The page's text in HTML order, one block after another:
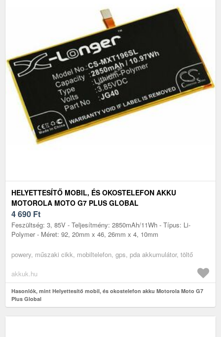
HELYETTESÍTŐ MOBIL, ÉS OKOSTELEFON AKKU
MOTOROLA MOTO G7 PLUS GLOBAL
4 690 Ft
Feszültség: 3, 85V - Teljesítmény: 2850mAh/11Wh - Típus: Li-
Polymer - Méret: 92, 20mm x 46, 26mm x 4, 10mm
powery, műszaki cikk, mobiltelefon, gps, pda akkumulátor, töltő
akkuk.hu
Hasonlók, mint Helyettesítő mobil, és okostelefon akku Motorola Moto G7
Plus Global